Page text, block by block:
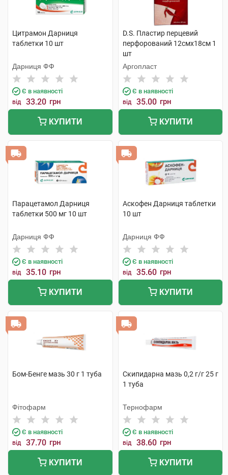
Цитрамон Дарниця
таблетки 10 шт
Дарниця ФФ
Є в наявності
від 33.20 грн
КУПИТИ
D.S. Пластир перцевий
перфорований 12смх18см 1
шт
Аргопласт
Є в наявності
від 35.00 грн
КУПИТИ
Парацетамол Дарниця
таблетки 500 мг 10 шт
Дарниця ФФ
Є в наявності
від 35.10 грн
КУПИТИ
Аскофен Дарниця таблетки
10 шт
Дарниця ФФ
Є в наявності
від 35.60 грн
КУПИТИ
Бом-Бенге мазь 30 г 1 туба
Фітофарм
Є в наявності
від 37.70 грн
КУПИТИ
Скипидарна мазь 0,2 г/г 25 г
1 туба
Тернофарм
Є в наявності
від 38.60 грн
КУПИТИ